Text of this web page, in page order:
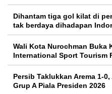
Dihantam tiga gol kilat di
tak berdaya dihadapan
Wali Kota Nurochman Buka
International Sport Tourism
Persib Taklukkan Arema 1-
Grup A Piala Presiden 2026